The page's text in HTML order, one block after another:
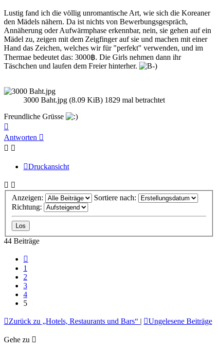
Lustig fand ich die völlig unromantische Art, wie sich die Koreaner
den Mädels nähern. Da ist nichts von Bewerbungsgespräch,
Annäherung oder Aufwärmphase erkennbar, nein, sie gehen auf ein
Mädel zu, zeigen mit dem Zeigfinger auf sie und machen mit einer
Hand das Zeichen, welches wir für "perfekt" verwenden, und im
Thermae bedeutet das: 3000฿. Die Girls nehmen dann ihr
Täschchen und laufen dem Freier hinterher.
3000 Baht.jpg (8.09 KiB) 1829 mal betrachtet
Freundliche Grüsse
oben
Antworten
Druckansicht
Anzeigen:
Sortiere nach:
Richtung:
44 Beiträge
1
2
3
4
5
Zurück zu „Hotels, Restaurants und Bars“ | Ungelesene Beiträge
Gehe zu